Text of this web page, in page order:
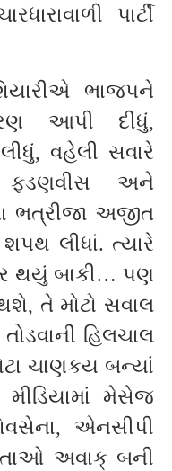
પાર્ટી
ભાજપને
આપી દીધું,
વહેલી સવારે
અને
ભત્રીજા અજીત
લીધાં. ત્યારે
થયું બાકી… પણ
તે મોટો સવાલ
હિલચાલ
ચાણકય બન્યાં
મેસેજ
એનસીપી
અવાક્ બની